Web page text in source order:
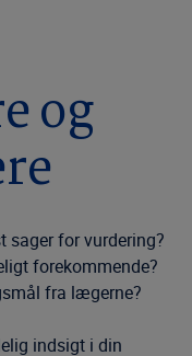
og
sager for vurdering?
forekommende?
fra lægerne?
indsigt i din